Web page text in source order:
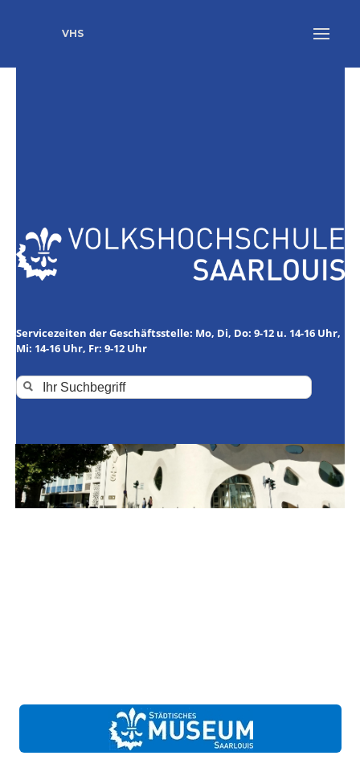
VHS
Servicezeiten der Geschäftsstelle: Mo, Di, Do: 9-12 u. 14-16 Uhr,
Mi: 14-16 Uhr, Fr: 9-12 Uhr